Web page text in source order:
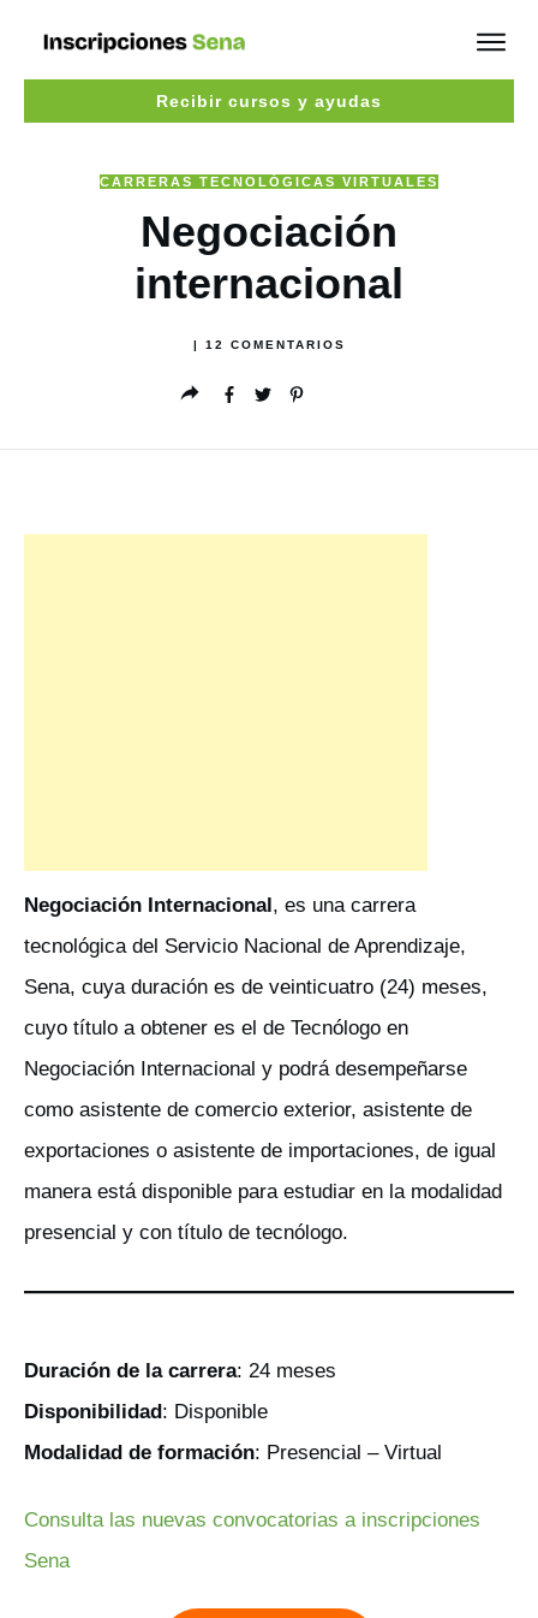
Recibir cursos y ayudas
CARRERAS TECNOLÓGICAS VIRTUALES
Negociación
internacional
12 COMENTARIOS
Negociación Internacional , es una carrera
tecnológica del Servicio Nacional de Aprendizaje,
Sena, cuya duración es de veinticuatro (24) meses,
cuyo título a obtener es el de Tecnólogo en
Negociación Internacional y podrá desempeñarse
como asistente de comercio exterior, asistente de
exportaciones o asistente de importaciones, de igual
manera está disponible para estudiar en la modalidad
presencial y con título de tecnólogo.
Duración de la carrera: 24 meses
Disponibilidad : Disponible
Modalidad de formación: Presencial – Virtual
Consulta las nuevas convocatorias a inscripciones
Sena